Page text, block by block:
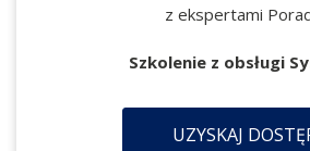
z ekspertami
Szkolenie z obsługi
UZYSKAJ